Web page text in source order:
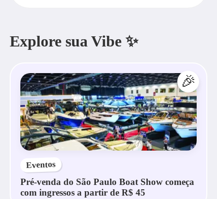
Explore sua Vibe ✨
🎉
Eventos
Pré-venda do São Paulo Boat Show começa
com ingressos a partir de R$ 45